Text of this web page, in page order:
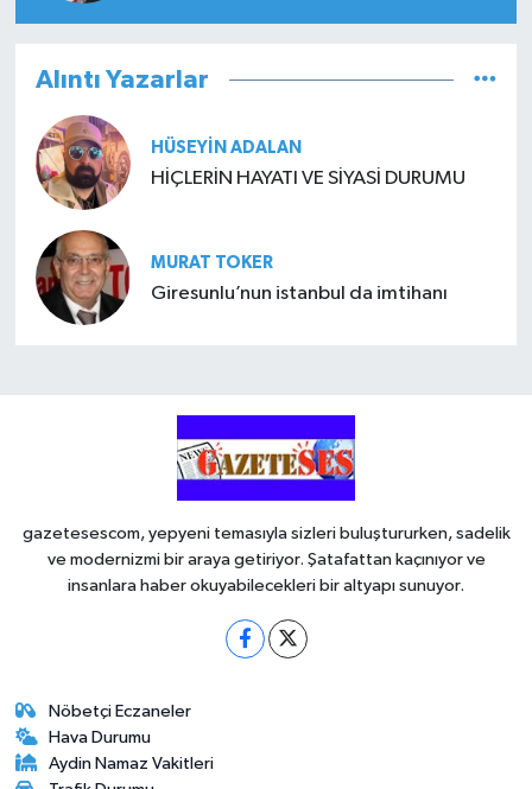
Alıntı Yazarlar
HÜSEYIN ADALAN
HİÇLERİN HAYATI VE SİYASİ DURUMU
MURAT TOKER
Giresunlu’nun istanbul da imtihanı
gazetesescom, yepyeni temasıyla sizleri buluştururken, sadelik
ve modernizmi bir araya getiriyor. Şatafattan kaçınıyor ve
insanlara haber okuyabilecekleri bir altyapı sunuyor.
Nöbetçi Eczaneler
Hava Durumu
Aydin Namaz Vakitleri